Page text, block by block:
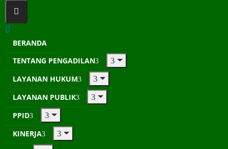
BERANDA
TENTANG PENGADILAN
LAYANAN HUKUM
LAYANAN PUBLIK
PPID
KINERJA